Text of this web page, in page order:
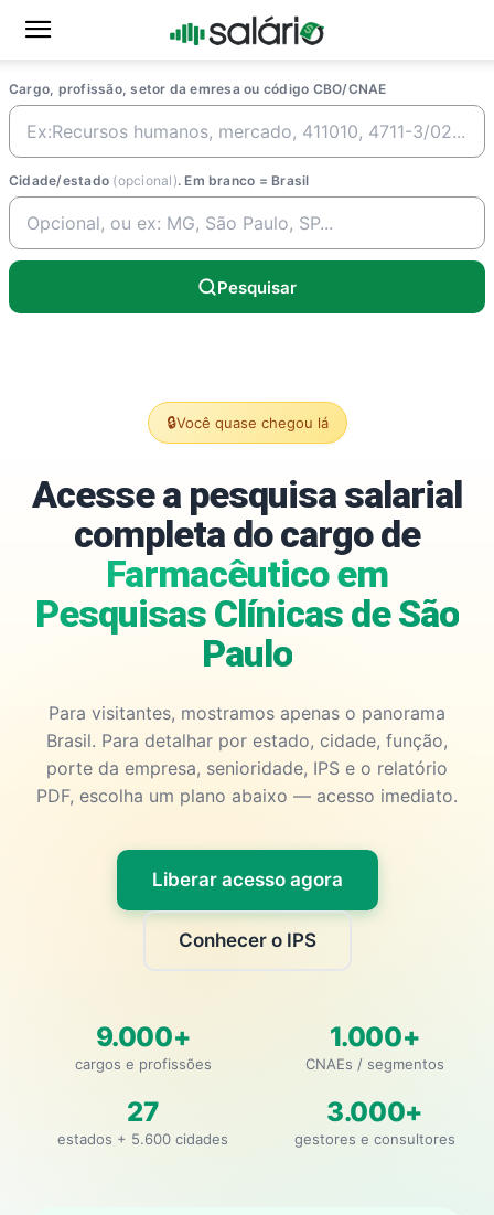
Cargo, profissão, setor da emresa ou código CBO/CNAE
Cidade/estado (opcional). Em branco = Brasil
Pesquisar
🔒Você quase chegou lá
Acesse a pesquisa salarial
completa do cargo de
Farmacêutico em
Pesquisas Clínicas de São
Paulo
Para visitantes, mostramos apenas o panorama
Brasil. Para detalhar por estado, cidade, função,
porte da empresa, senioridade, IPS e o relatório
PDF, escolha um plano abaixo — acesso imediato.
Liberar acesso agora
Conhecer o IPS
9.000+
cargos e profissões
1.000+
CNAEs / segmentos
27
estados + 5.600 cidades
3.000+
gestores e consultores